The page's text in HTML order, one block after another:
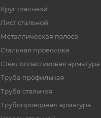
Круг стальной
Лист стальной
Металлическая полоса
Стальная проволока
Стеклопластиковая арматура
Труба профильная
Труба стальная
Трубопроводная арматура